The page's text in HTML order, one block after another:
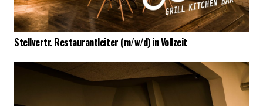
Stellvertr. Restaurantleiter (m/w/d) in Vollzeit